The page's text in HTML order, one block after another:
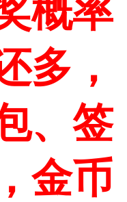
概率
多，
、签
金币